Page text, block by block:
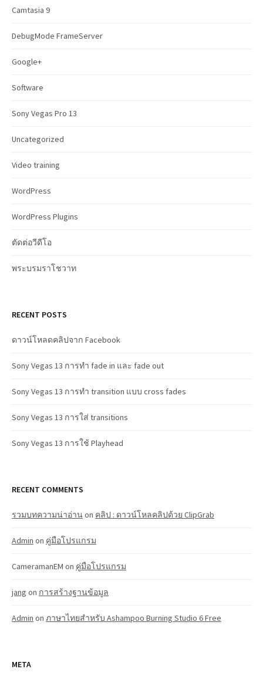
f
r
Camtasia 9
DebugMode FrameServer
Google+
Software
Sony Vegas Pro 13
Uncategorized
Video training
WordPress
WordPress Plugins
ตัดต่อวีดีโอ
พระบรมราโชวาท
RECENT POSTS
ดาวน์โหลดคลิปจาก Facebook
Sony Vegas 13 การทำ fade in และ fade out
Sony Vegas 13 การทำ transition แบบ cross fades
Sony Vegas 13 การใส่ transitions
Sony Vegas 13 การใช้ Playhead
RECENT COMMENTS
รวมบทความน่าอ่านon คลิป : ดาวน์โหลคลิปด้วย ClipGrab
Admin on คู่มือโปรแกรม
CameramanEM on คู่มือโปรแกรม
jang on การสร้างฐานข้อมูล
Admin on ภาษาไทยสำหรับ Ashampoo Burning Studio 6 Free
META